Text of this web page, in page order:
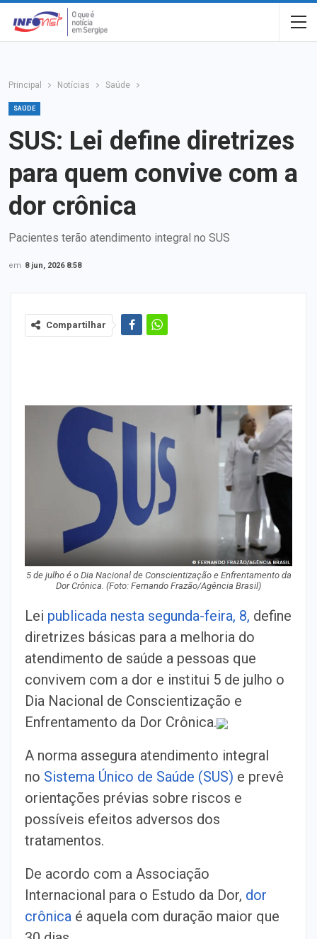
Principal Notícias Saúde
SAÚDE
SUS: Lei define diretrizes
para quem convive com a
dor crônica
Pacientes terão atendimento integral no SUS
em 8 jun, 2026 8:58
Compartilhar
5 de julho é o Dia Nacional de Conscientização e Enfrentamento da
Dor Crônica. (Foto: Fernando Frazão/Agência Brasil)
Lei publicada nesta segunda-feira, 8, define
diretrizes básicas para a melhoria do
atendimento de saúde a pessoas que
convivem com a dor e institui 5 de julho o
Dia Nacional de Conscientização e
Enfrentamento da Dor Crônica.
A norma assegura atendimento integral
no Sistema Único de Saúde (SUS) e prevê
orientações prévias sobre riscos e
possíveis efeitos adversos dos
tratamentos.
De acordo com a Associação
Internacional para o Estudo da Dor, dor
crônica é aquela com duração maior que